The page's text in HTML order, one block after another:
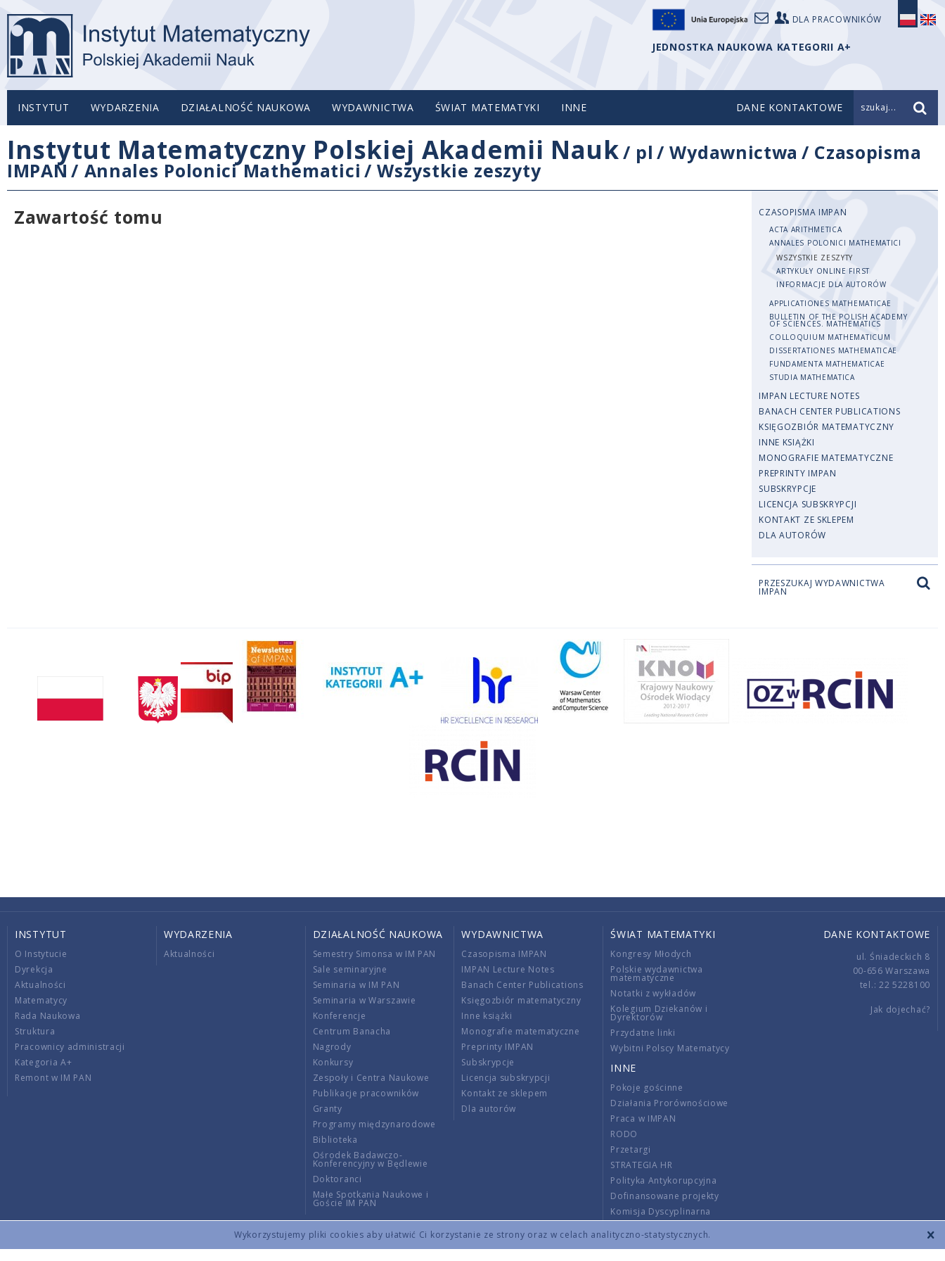
Wykorzystujemy pliki cookies aby ułatwić Ci korzystanie ze strony oraz w celach analityczno-statystycznych.
DLA PRACOWNIKÓW
JEDNOSTKA NAUKOWA KATEGORII A+
INSTYTUT WYDARZENIA DZIAŁALNOŚĆ NAUKOWA WYDAWNICTWA ŚWIAT MATEMATYKI INNE DANE KONTAKTOWE szukaj...
Instytut Matematyczny Polskiej Akademii Nauk/ pl /Wydawnictwa / Czasopisma
IMPAN / Annales Polonici Mathematici /Wszystkie zeszyty
Zawartość tomu
CZASOPISMA IMPAN
ACTA ARITHMETICA
ANNALES POLONICI MATHEMATICI
WSZYSTKIE ZESZYTY
ARTYKUŁY ONLINE FIRST
INFORMACJE DLA AUTORÓW
APPLICATIONES MATHEMATICAE
BULLETIN OF THE POLISH ACADEMY
OF SCIENCES. MATHEMATICS
COLLOQUIUM MATHEMATICUM
DISSERTATIONES MATHEMATICAE
FUNDAMENTA MATHEMATICAE
STUDIA MATHEMATICA
IMPAN LECTURE NOTES
BANACH CENTER PUBLICATIONS
KSIĘGOZBIÓR MATEMATYCZNY
INNE KSIĄŻKI
MONOGRAFIE MATEMATYCZNE
PREPRINTY IMPAN
SUBSKRYPCJE
LICENCJA SUBSKRYPCJI
KONTAKT ZE SKLEPEM
DLA AUTORÓW
PRZESZUKAJ WYDAWNICTWA
IMPAN
INSTYTUT
O Instytucie
Dyrekcja
Aktualności
Matematycy
Rada Naukowa
Struktura
Pracownicy administracji
Kategoria A+
Remont w IM PAN
WYDARZENIA
Aktualności
DZIAŁALNOŚĆ NAUKOWA
Semestry Simonsa w IM PAN
Sale seminaryjne
Seminaria w IM PAN
Seminaria w Warszawie
Konferencje
Centrum Banacha
Nagrody
Konkursy
Zespoły i Centra Naukowe
Publikacje pracowników
Granty
Programy międzynarodowe
Biblioteka
Ośrodek Badawczo-
Konferencyjny w Będlewie
Doktoranci
Małe Spotkania Naukowe i
Goście IM PAN
WYDAWNICTWA
Czasopisma IMPAN
IMPAN Lecture Notes
Banach Center Publications
Księgozbiór matematyczny
Inne książki
Monografie matematyczne
Preprinty IMPAN
Subskrypcje
Licencja subskrypcji
Kontakt ze sklepem
Dla autorów
ŚWIAT MATEMATYKI
Kongresy Młodych
Polskie wydawnictwa
matematyczne
Notatki z wykładów
Kolegium Dziekanów i
Dyrektorów
Przydatne linki
Wybitni Polscy Matematycy
INNE
Pokoje gościnne
Działania Prorównościowe
Praca w IMPAN
RODO
Przetargi
STRATEGIA HR
Polityka Antykorupcyjna
Dofinansowane projekty
Komisja Dyscyplinarna
Wnoszenie opłat
DANE KONTAKTOWE
ul. Śniadeckich 8
00-656 Warszawa
tel.: 22 5228100
Jak dojechać?